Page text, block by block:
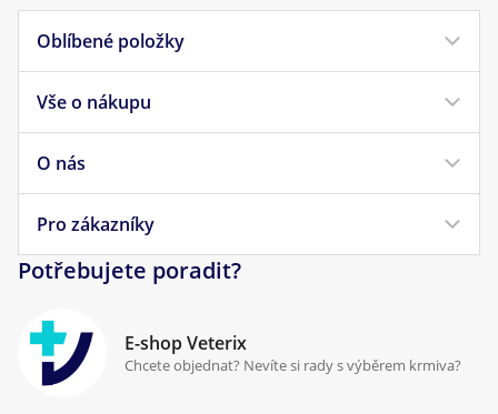
Oblíbené položky
Krmivo pro psy
Krmivo pro kočky
Veterinární diety
Pamlsky pro psy
Vše o nákupu
Doprava a platba
Obchodní podmínky
Reklamace a vrácení
Cookies a podmínky používání
O nás
Náš příběh
Pro zákazníky
Klinika Prostějov
Poradna
Potřebujete poradit?
E-shop Veterix
Chcete objednat? Nevíte si rady s výběrem krmiva?